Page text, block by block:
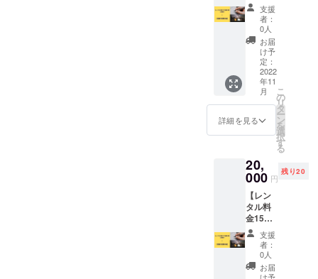
日 備考
欄に➀
か②の
どちら
かを記
入して
くださ
い。２
回分の
方もど
ちらか
す。 ➁
をお選
びの方
は2023
年6月1
日に届
くよう
に割引
き券を
お送り
送りい
たしま
す。 割
引き券
の有効
期限：
①2022
年12月1
日～
2023年
5月31日
➁2023
年6月1
日～
2023年
11月30
日 備考
欄に➀
か②の
どちら
割引
券】（2
回分）
＋【感
謝の直
筆手
紙】 レ
ンタル
時の合
計料金
から
10%割
引券と
紙にな
りま
す。 ※
入力し
ていた
だきま
した住
所にお
送りい
たしま
す。 割
支援
者：
0人
お届
け予
定：
2022
年11
月
詳細を見る
こ
の
リ
タ
ー
ン
を
選
択
す
る
20,
000 円
残り20
【レン
タル料
金15%
割引
券】（2
回分）
＋【感
謝の直
支援
者：
0人
お届